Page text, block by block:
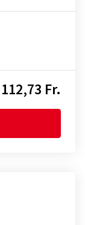
112,73 Fr.